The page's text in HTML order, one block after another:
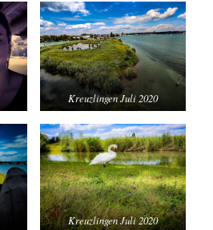
Kreuzlingen Juli 2020
Kreuzlingen Juli 2020